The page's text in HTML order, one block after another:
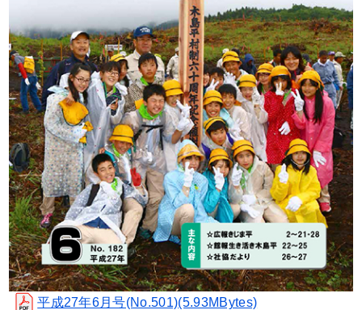
平成27年6月号(No.501)(5.93MBytes)